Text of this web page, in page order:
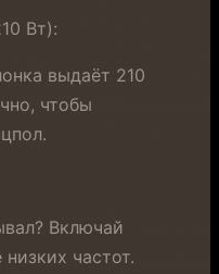
Вт):
выдаёт 210
чтобы
Включай
частот.